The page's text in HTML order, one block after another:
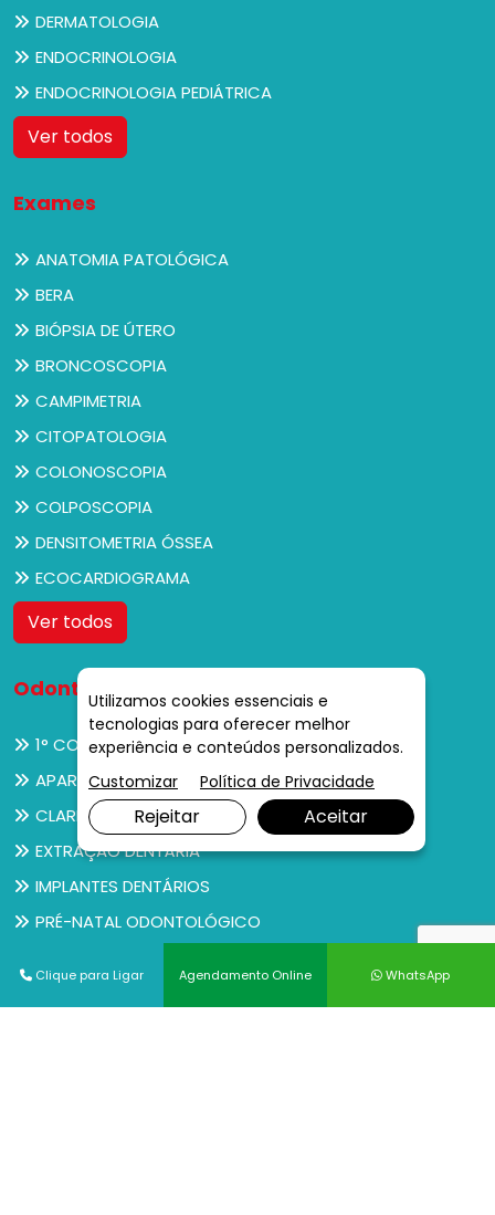
DERMATOLOGIA
ENDOCRINOLOGIA
ENDOCRINOLOGIA PEDIÁTRICA
Ver todos
Exames
ANATOMIA PATOLÓGICA
BERA
BIÓPSIA DE ÚTERO
BRONCOSCOPIA
CAMPIMETRIA
CITOPATOLOGIA
COLONOSCOPIA
COLPOSCOPIA
DENSITOMETRIA ÓSSEA
ECOCARDIOGRAMA
Ver todos
Odontologia
1° CONSULTA DO BEBÊ AO DENTISTA
APARELHO ORTODÔNTICO
CLAREAMENTO DENTAL
EXTRAÇÃO DENTÁRIA
IMPLANTES DENTÁRIOS
PRÉ-NATAL ODONTOLÓGICO
Clique para Ligar Agendamento Online WhatsApp
Utilizamos cookies essenciais e
tecnologias para oferecer melhor
experiência e conteúdos personalizados.
Customizar
Política de Privacidade
Rejeitar Aceitar